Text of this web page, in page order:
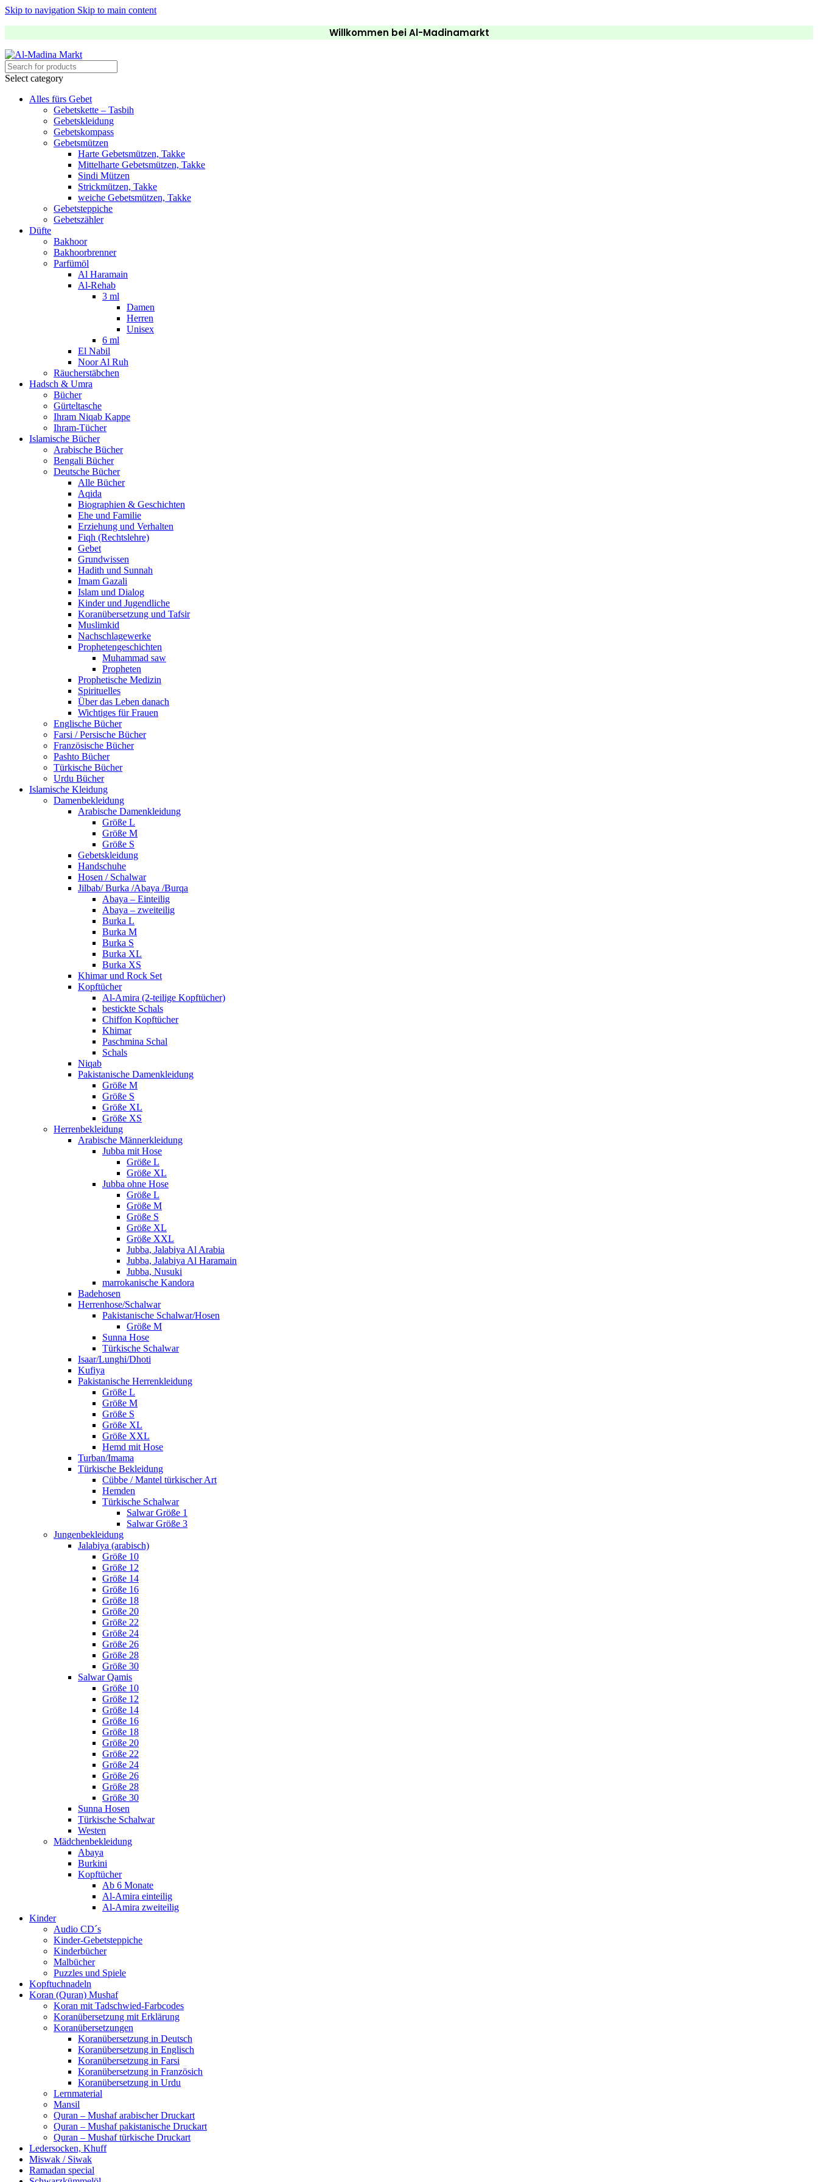
Skip to navigation Skip to main content
Willkommen bei Al-Madinamarkt
Select category
Alles fürs Gebet
Gebetskette – Tasbih
Gebetskleidung
Gebetskompass
Gebetsmützen
Harte Gebetsmützen, Takke
Mittelharte Gebetsmützen, Takke
Sindi Mützen
Strickmützen, Takke
weiche Gebetsmützen, Takke
Gebetsteppiche
Gebetszähler
Düfte
Bakhoor
Bakhoorbrenner
Parfümöl
Al Haramain
Al-Rehab
3 ml
Damen
Herren
Unisex
6 ml
El Nabil
Noor Al Ruh
Räucherstäbchen
Hadsch & Umra
Bücher
Gürteltasche
Ihram Niqab Kappe
Ihram-Tücher
Islamische Bücher
Arabische Bücher
Bengali Bücher
Deutsche Bücher
Alle Bücher
Aqida
Biographien & Geschichten
Ehe und Familie
Erziehung und Verhalten
Fiqh (Rechtslehre)
Gebet
Grundwissen
Hadith und Sunnah
Imam Gazali
Islam und Dialog
Kinder und Jugendliche
Koranübersetzung und Tafsir
Muslimkid
Nachschlagewerke
Prophetengeschichten
Muhammad saw
Propheten
Prophetische Medizin
Spirituelles
Über das Leben danach
Wichtiges für Frauen
Englische Bücher
Farsi / Persische Bücher
Französische Bücher
Pashto Bücher
Türkische Bücher
Urdu Bücher
Islamische Kleidung
Damenbekleidung
Arabische Damenkleidung
Größe L
Größe M
Größe S
Gebetskleidung
Handschuhe
Hosen / Schalwar
Jilbab/ Burka /Abaya /Burqa
Abaya – Einteilig
Abaya – zweiteilig
Burka L
Burka M
Burka S
Burka XL
Burka XS
Khimar und Rock Set
Kopftücher
Al-Amira (2-teilige Kopftücher)
bestickte Schals
Chiffon Kopftücher
Khimar
Paschmina Schal
Schals
Niqab
Pakistanische Damenkleidung
Größe M
Größe S
Größe XL
Größe XS
Herrenbekleidung
Arabische Männerkleidung
Jubba mit Hose
Größe L
Größe XL
Jubba ohne Hose
Größe L
Größe M
Größe S
Größe XL
Größe XXL
Jubba, Jalabiya Al Arabia
Jubba, Jalabiya Al Haramain
Jubba, Nusuki
marrokanische Kandora
Badehosen
Herrenhose/Schalwar
Pakistanische Schalwar/Hosen
Größe M
Sunna Hose
Türkische Schalwar
Isaar/Lunghi/Dhoti
Kufiya
Pakistanische Herrenkleidung
Größe L
Größe M
Größe S
Größe XL
Größe XXL
Hemd mit Hose
Turban/Imama
Türkische Bekleidung
Cübbe / Mantel türkischer Art
Hemden
Türkische Schalwar
Salwar Größe 1
Salwar Größe 3
Jungenbekleidung
Jalabiya (arabisch)
Größe 10
Größe 12
Größe 14
Größe 16
Größe 18
Größe 20
Größe 22
Größe 24
Größe 26
Größe 28
Größe 30
Salwar Qamis
Größe 10
Größe 12
Größe 14
Größe 16
Größe 18
Größe 20
Größe 22
Größe 24
Größe 26
Größe 28
Größe 30
Sunna Hosen
Türkische Schalwar
Westen
Mädchenbekleidung
Abaya
Burkini
Kopftücher
Ab 6 Monate
Al-Amira einteilig
Al-Amira zweiteilig
Kinder
Audio CD´s
Kinder-Gebetsteppiche
Kinderbücher
Malbücher
Puzzles und Spiele
Kopftuchnadeln
Koran (Quran) Mushaf
Koran mit Tadschwied-Farbcodes
Koranübersetzung mit Erklärung
Koranübersetzungen
Koranübersetzung in Deutsch
Koranübersetzung in Englisch
Koranübersetzung in Farsi
Koranübersetzung in Französich
Koranübersetzung in Urdu
Lernmaterial
Mansil
Quran – Mushaf arabischer Druckart
Quran – Mushaf pakistanische Druckart
Quran – Mushaf türkische Druckart
Ledersocken, Khuff
Miswak / Siwak
Ramadan special